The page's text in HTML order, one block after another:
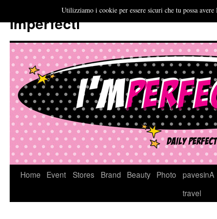
Imperfecti
VaiHome Event Stores Brand Beauty Photo
pavesinA
travel
Utilizziamo i cookie per essere sicuri che tu possa